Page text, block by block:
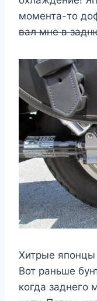
момента-то
вал мне в
Хитрые японцы
Вот раньше
когда заднего